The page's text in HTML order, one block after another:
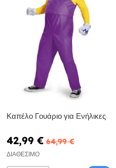
Καπέλο Γουάριο για Ενήλικες
42,99 € 64,99 €
ΔΙΑΘΈΣΙΜΟ